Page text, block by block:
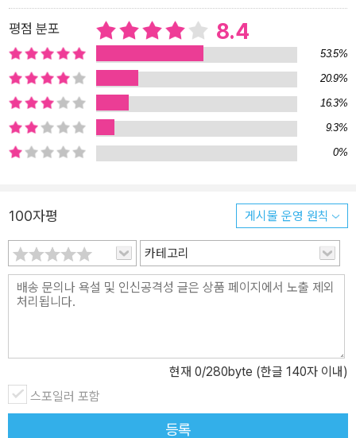
다 무네아키가 사내 블로그에 10년간 기록한 경영일기 중 정수만을
모은 것으로 CCC의 가치관과 비전을 오롯이 담았다. 그는 34년 전
35평 규모의 작은 대여점을 시작할 때부터 현재의 성공가도에 오르
기까지 주위 평가에 일절 신경을 끈 채 ‘이런 곳이 있었으면’ 하고 마
음이 뜨거워지는 공간에 집중했다. 특히 마스다 무네아키는 새로운
매장을 만들 때마다 ‘고객의 기분’으로 현장을 수없이 살폈다. ‘나라면
가고 싶은 곳인가?’ ‘어떤 길을 지나서 어떤 풍경을 보며 매장에 들어
오는가’ ‘아침, 점심, 저녁에 방문하는 기분은 어떠한가?’ ‘20대 여성
들이 쌓여 획기적인 지적 공간이 탄생한 것이다. 책에 의하면 츠타야
매장의 공간들은 혼자 오더라도 편안한 공간이 되도록 인간의 체격을
기준으로 한 휴먼 스케일로 섬세하게 설계됐다. 또한 영업시간을 앞
뒤로 늘려 아침잠이 없는 60세 이상 프리미어에이지 고객과 퇴근 후
안락한 공간에서 남은 업무를 마무리하거나 편안한 시간을 보내고 싶
한 시장조사와 현장답사로 얻어낸 다각도의 콘셉트로 츠타야의 공간
을 설계했다. 츠타야의 겉모습만 보고 벤치마킹해서는 결코 성공을
거둘 수 없는 이유다. “같은 일을 반복해서는 성장할 수 없다!” 1센티
미터 단위의 면밀한 기획을 쌓아올리는 일상 기획자의 능력보다 노
평점 분포 8.4
53.5%
20.9%
16.3%
9.3%
0%
100자평 게시물 운영 원칙
카테고리
현재 0/280byte (한글 140자 이내)
스포일러 포함
등록